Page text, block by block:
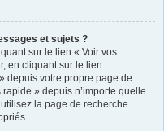
et sujets ?
sur le lien « Voir vos
en cliquant sur le lien
depuis votre propre page de
» depuis n’importe quelle
la page de recherche